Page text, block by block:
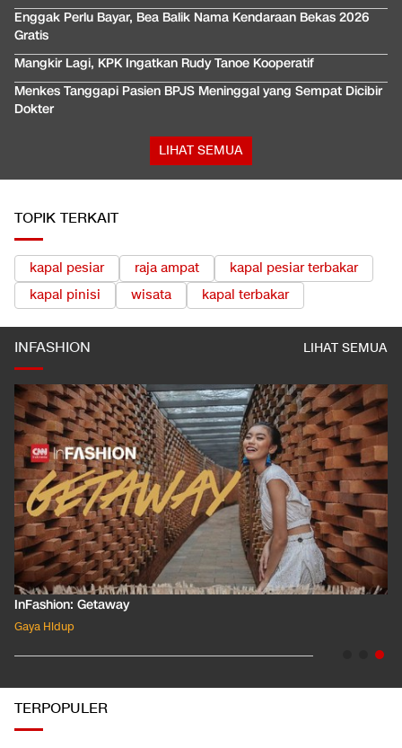
Enggak Perlu Bayar, Bea Balik Nama Kendaraan Bekas 2026
Gratis
Mangkir Lagi, KPK Ingatkan Rudy Tanoe Kooperatif
Menkes Tanggapi Pasien BPJS Meninggal yang Sempat Dicibir
Dokter
LIHAT SEMUA
TOPIK TERKAIT
kapal pesiar raja ampat
kapal pesiar terbakar
kapal pinisi
wisata kapal terbakar
INFASHION LIHAT SEMUA
InFashion: Getaway
Gaya Hidup
TERPOPULER